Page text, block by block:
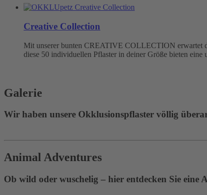
Creative Collection
Mit unserer bunten CREATIVE COLLECTION erwartet
diese 50 individuellen Pflaster in deiner Größe bieten
Galerie
Wir haben unsere Okklusionspflaster völlig
Animal Adventures
Ob wild oder wuschelig – hier entdecken Sie